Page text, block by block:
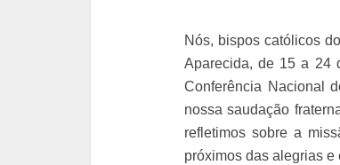
Nós, bispos católicos
Aparecida, de 15 a 24
Conferência Nacional
nossa saudação
refletimos sobre a
próximos das alegrias e